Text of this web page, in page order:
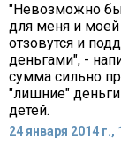
"Невозможно
для меня и
отзовутся и
деньгами", -
сумма сильно
"лишние"
детей.
24 января 2014 г.,